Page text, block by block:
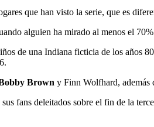
que han visto la serie, que es
alguien ha mirado al menos el
de una Indiana ficticia de los años
Brown y Finn Wolfhard, además
fans deleitados sobre el fin de la